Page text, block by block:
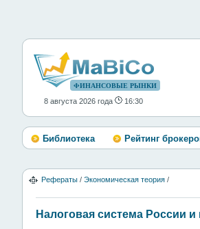
ФИНАНСОВЫЕ РЫНКИ
8 августа 2026 года 16:30
Библиотека Рейтинг
Рефераты / Экономическая теория /
Налоговая система России